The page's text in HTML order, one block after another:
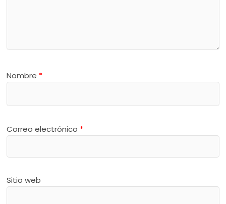
Nombre *
Correo electrónico *
Sitio web